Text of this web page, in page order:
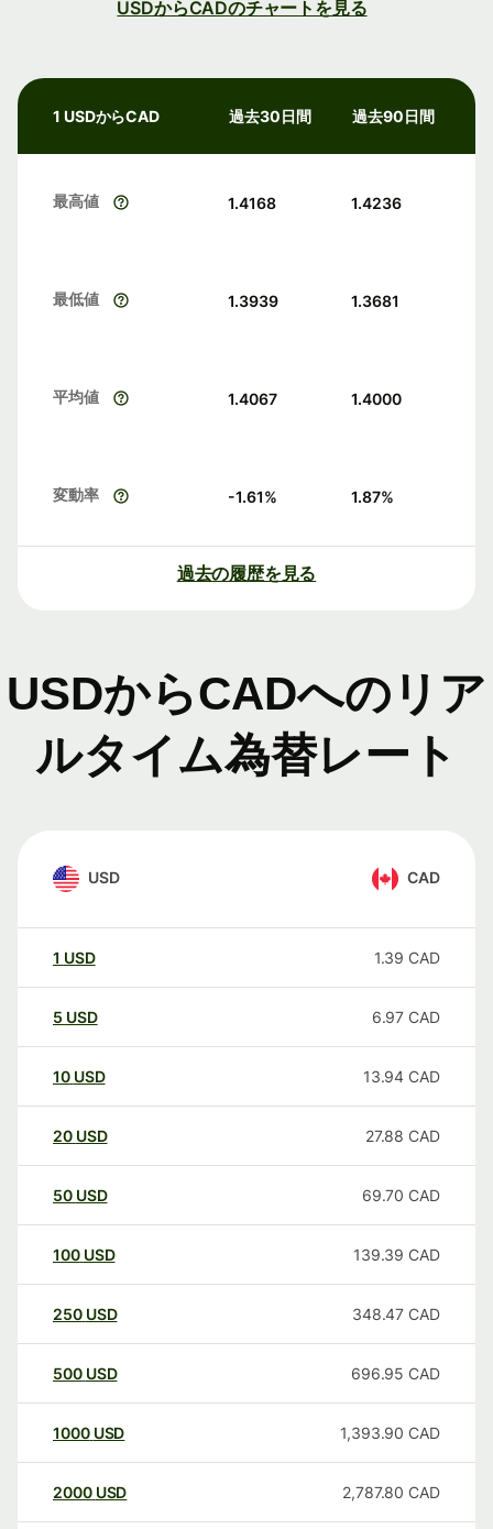
USDからCADのチャートを見る
1 USDからCAD 過去30日間 過去90日間
最高値 1.4168 1.4236
最低値 1.3939 1.3681
平均値 1.4067 1.4000
変動率 -1.61% 1.87%
過去の履歴を見る
USDからCADへのリア
ルタイム為替レート
USD CAD
1 USD 1.39 CAD
5 USD 6.97 CAD
10 USD 13.94 CAD
20 USD 27.88 CAD
50 USD 69.70 CAD
100 USD 139.39 CAD
250 USD 348.47 CAD
500 USD 696.95 CAD
1000 USD 1,393.90 CAD
2000 USD 2,787.80 CAD